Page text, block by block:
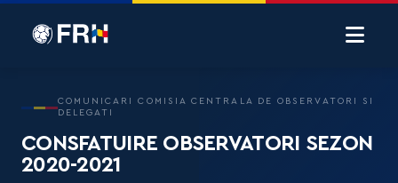
COMUNICARI COMISIA CENTRALA DE OBSERVATORI SI
DELEGATI
CONSFATUIRE OBSERVATORI SEZON
2020-2021